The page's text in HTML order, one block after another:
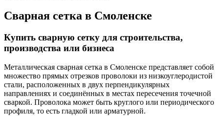
Сварная сетка в Смоленске
Купить сварную сетку для строительства,
производства или бизнеса
Металлическая сварная сетка в Смоленске представляет собой
множество прямых отрезков проволоки из низкоуглеродистой
стали, расположенных в двух перпендикулярных
направлениях и соединённых в местах пересечения точечной
сваркой. Проволока может быть круглого или периодического
профиля, то есть гладкой или арматурной.